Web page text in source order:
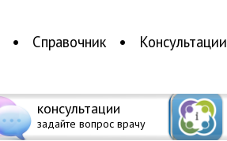
Справочник Консультации
консультации
задайте вопрос врачу